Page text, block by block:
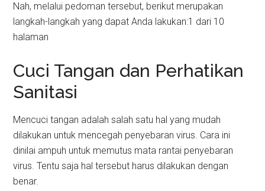
Nah, melalui pedoman tersebut, berikut merupakan
langkah-langkah yang dapat Anda lakukan:1 dari 10
halaman
Cuci Tangan dan Perhatikan
Sanitasi
Mencuci tangan adalah salah satu hal yang mudah
dilakukan untuk mencegah penyebaran virus. Cara ini
dinilai ampuh untuk memutus mata rantai penyebaran
virus. Tentu saja hal tersebut harus dilakukan dengan
benar.